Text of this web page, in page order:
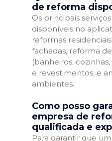
de reforma
Os principais
disponíveis no
reformas
fachadas, reforma
(banheiros,
e revestimentos, e
ambientes.
Como posso
empresa de
qualificada e
Para garantir que